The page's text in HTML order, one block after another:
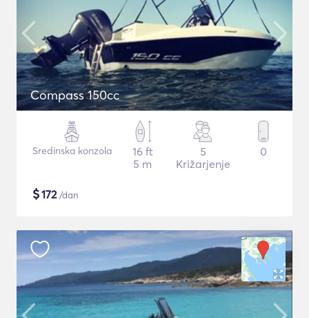
Compass 150cc
Sredinska konzola
16 ft
5 m
5
Križarjenje
0
$172/dan